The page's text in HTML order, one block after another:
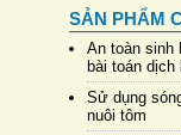
SẢN PHẨM
An toàn sinh
bài toán dịch
Sử dụng
nuôi tôm